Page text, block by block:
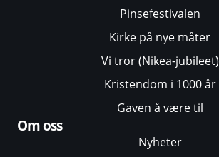
Pinsefestivalen
Kirke på nye måter
Vi tror (Nikea-jubileet)
Kristendom i 1000 år
Gaven å være til
Om oss
Nyheter